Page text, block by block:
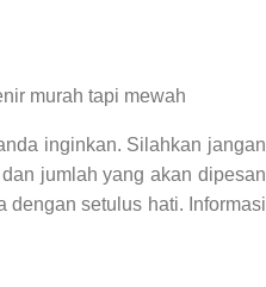
inginkan. Silahkan jangan
jumlah yang akan dipesan
dengan setulus hati. Informasi